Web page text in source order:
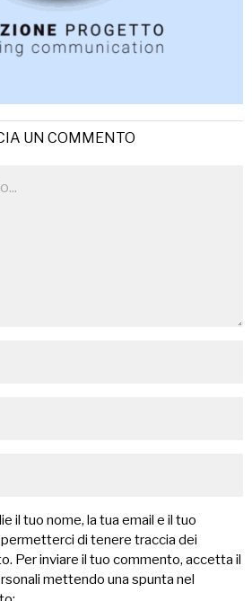
UN COMMENTO
il tuo nome, la tua email e il tuo
di tenere traccia dei
Per inviare il tuo commento, accetta il
mettendo una spunta nel